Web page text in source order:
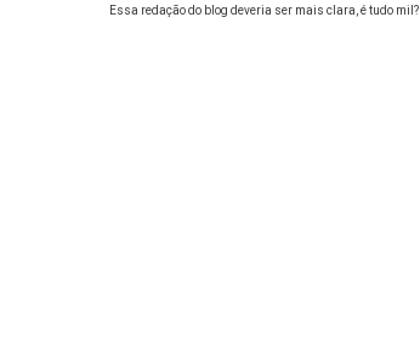
Essa redação do blog deveria ser mais clara, é tudo mil?